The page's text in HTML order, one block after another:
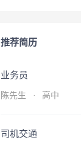
推荐简历
业务员
陈先生 · 高中
司机交通